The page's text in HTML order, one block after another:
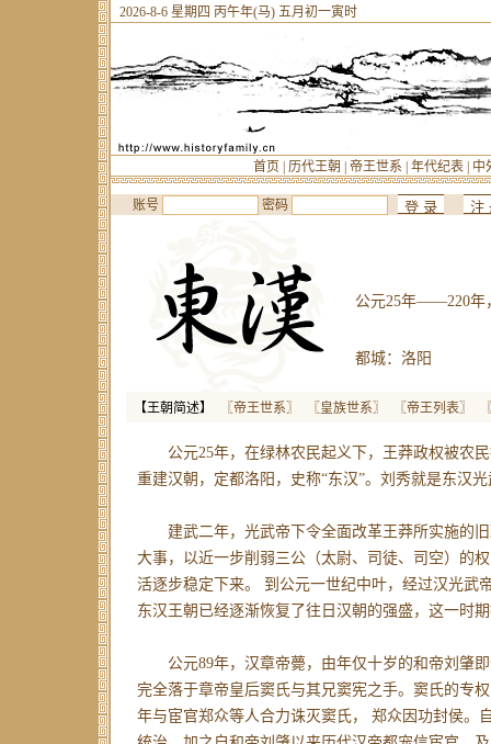
2026-8-6 星期四 丙午年(马) 五月初一寅时
首页 历代王朝 帝王世系 年代纪表 中
账号 密码
公元25年——220年
都城：洛阳
【王朝简述】 〖帝王世系〗 〖皇族世系〗 〖帝王列表〗
公元25年，在绿林农民起义下，王莽政权被农民
重建汉朝，定都洛阳，史称“东汉”。刘秀就是东汉
建武二年，光武帝下令全面改革王莽所实施的旧
大事，以近一步削弱三公（太尉、司徒、司空）的
活逐步稳定下来。 到公元一世纪中叶，经过汉光武
东汉王朝已经逐渐恢复了往日汉朝的强盛，这一时
公元89年，汉章帝薨，由年仅十岁的和帝刘肇即
完全落于章帝皇后窦氏与其兄窦宪之手。窦氏的专
年与宦官郑众等人合力诛灭窦氏， 郑众因功封侯。